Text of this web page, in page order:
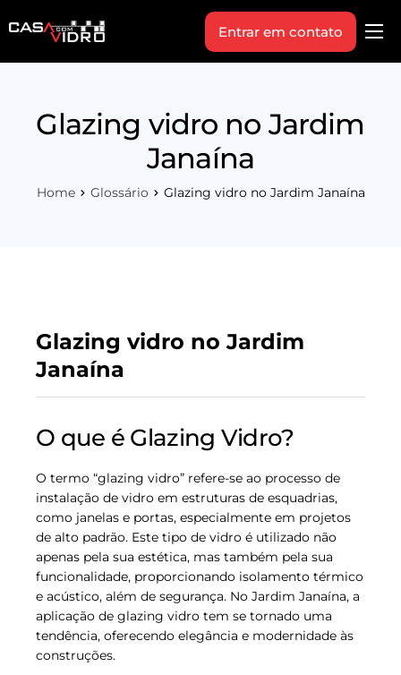
Produtos
Indique+
Entrar em contato
Glazing vidro no Jardim
Janaína
Home Glossário Glazing vidro no Jardim Janaína
Glazing vidro no Jardim
Janaína
O que é Glazing Vidro?
O termo “glazing vidro” refere-se ao processo de
instalação de vidro em estruturas de esquadrias,
como janelas e portas, especialmente em projetos
de alto padrão. Este tipo de vidro é utilizado não
apenas pela sua estética, mas também pela sua
funcionalidade, proporcionando isolamento térmico
e acústico, além de segurança. No Jardim Janaína, a
aplicação de glazing vidro tem se tornado uma
tendência, oferecendo elegância e modernidade às
construções.